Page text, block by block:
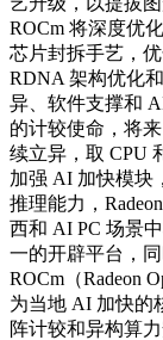
ROCm 将深度优
芯片封拆手艺，
RDNA 架构优化
异、软件支撑和
的计较使命，将
续立异，取 CPU
加强 AI 加快模块
推理能力，
西和 AI PC 场景
一的开辟平台，
ROCm（Radeon
为当地 AI 加快的
阵计较和异构算